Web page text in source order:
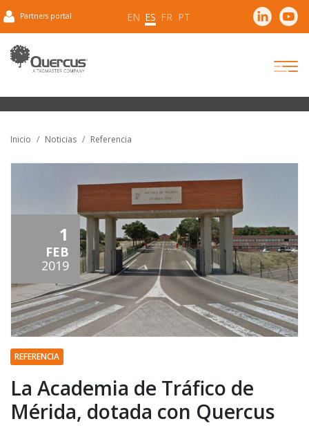
Partners portal EN ES FR PT
Inicio Noticias Referencia
1
FEB
2019
REFERENCIA
La Academia de Tráfico de
Mérida, dotada con Quercus